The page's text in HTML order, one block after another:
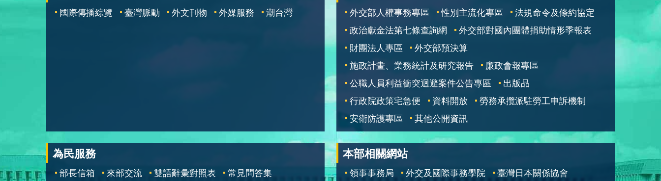
國際傳播綜覽 臺灣脈動 外文刊物 外媒服務 潮台灣 外交部人權事務專區 性別主流化專區
法規命令及條約協定
政治獻金法第七條查詢網
外交部對國內團體捐助情形季報表
財團法人專區
外交部預決算
施政計畫、業務統計及研究報告
廉政會報專區
公職人員利益衝突迴避案件公告專區
出版品
行政院政策宅急便
資料開放
勞務承攬派駐勞工申訴機制
安衛防護專區
其他公開資訊
為民服務
部長信箱 來部交流 雙語辭彙對照表
常見問答集
本部相關網站
領事事務局 外交及國際事務學院
臺灣日本關係協會